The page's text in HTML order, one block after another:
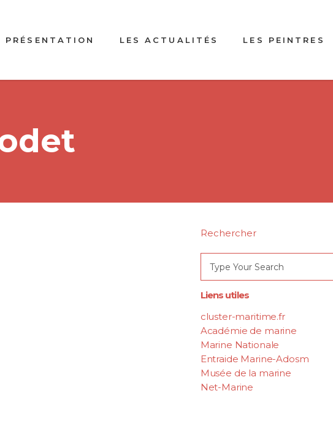
PRÉSENTATION LES ACTUALITÉS LES PEINTRES
Rechercher
for:
Liens utiles
cluster-maritime.fr
Académie de marine
Marine Nationale
Entraide Marine-Adosm
Musée de la marine
Net-Marine